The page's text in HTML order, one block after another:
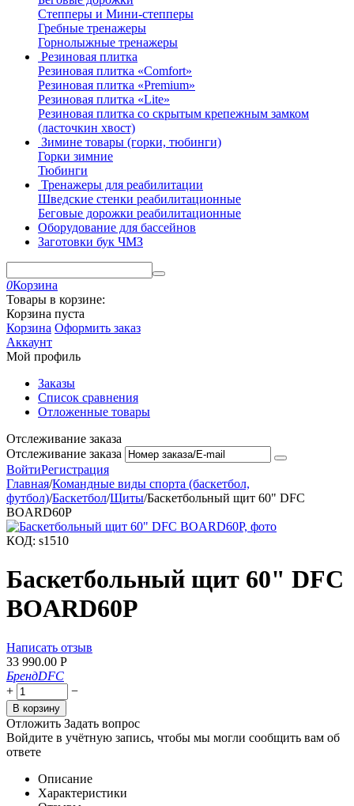
Степперы и Мини-степперы
Гребные тренажеры
Горнолыжные тренажеры
Резиновая плитка
Резиновая плитка «Comfort»
Резиновая плитка «Premium»
Резиновая плитка «Lite»
Резиновая плитка со скрытым крепежным замком
(ласточкин хвост)
Зимине товары (горки, тюбинги)
Горки зимние
Тюбинги
Тренажеры для реабилитации
Шведские стенки реабилитационные
Беговые дорожки реабилитационные
Оборудование для бассейнов
Заготовки бук ЧМЗ
0Корзина
Товары в корзине:
Корзина пуста
Корзина Оформить заказ
Аккаунт
Мой профиль
Заказы
Список сравнения
Отложенные товары
Отслеживание заказа
Отслеживание заказа
ВойтиРегистрация
Главная/Командные виды спорта (баскетбол,
футбол)/Баскетбол/Щиты/Баскетбольный щит 60" DFC
BOARD60P
КОД: s1510
Баскетбольный щит 60" DFC
BOARD60P
Написать отзыв
33 990.00 Р
БрендDFC
+
−
В корзину
Отложить Задать вопрос
Войдите в учётную запись, чтобы мы могли сообщить вам об
ответе
Описание
Характеристики